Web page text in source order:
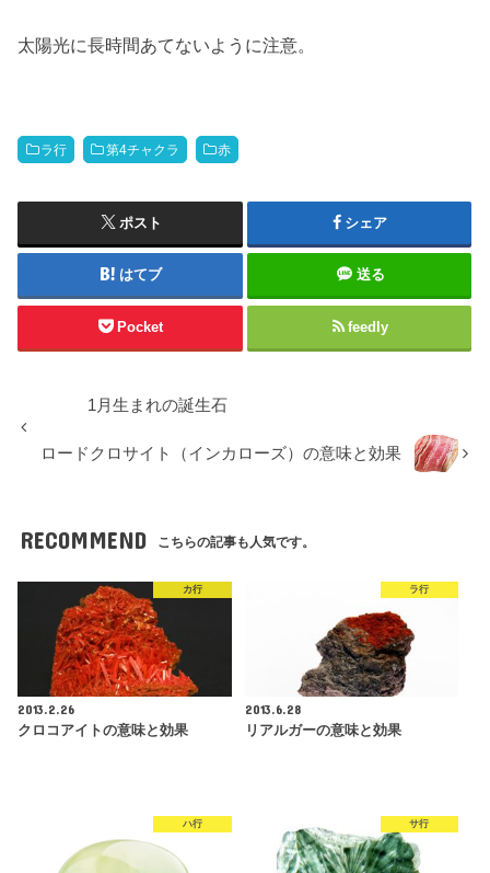
太陽光に長時間あてないように注意。
ラ行 第4チャクラ 赤
ポスト シェア
はてブ 送る
Pocket feedly
1月生まれの誕生石
ロードクロサイト（インカローズ）の意味と効果
RECOMMEND こちらの記事も人気です。
カ行
2013.2.26
クロコアイトの意味と効果
ラ行
2013.6.28
リアルガーの意味と効果
ハ行 サ行